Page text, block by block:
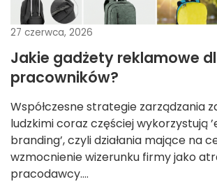
27 czerwca, 2026
Jakie gadżety reklamowe
pracowników?
Współczesne strategie zarządzania
ludzkimi coraz częściej wykorzystują
branding’, czyli działania mające na
wzmocnienie wizerunku firmy jako
pracodawcy….